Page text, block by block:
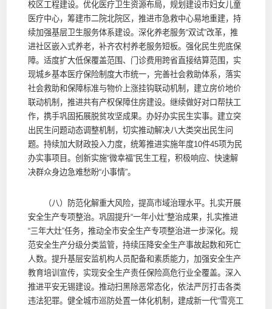
校区工程建设。优化医疗卫生资源布局，规划建设市妇女儿童
医疗中心，筹建市二院北院区，推进市急救中心易地重建，持
续加强基层卫生服务体系建设。深化养老服务“双试”改革，推
进社区嵌入式养老，补齐农村养老服务短板。强化民生兜底保
障。适度扩大低保覆盖范围、门诊费用跨省直接结算范围，实
现城乡基本医疗保险制度大市统一，完善社会救助体系，落实
社会救助和保障标准与物价上涨挂钩联动机制，建立房价地价
联动机制，推进共有产权保障住房建设。继续做好对口帮扶工
作，携手巩固拓展脱贫攻坚成果。办好办实民生实事。建立突
出民生问题动态调整机制，切实推动解决八大类突出民生问
题。持续加大财政投入力度，统筹推进实施年度10件45项为民
办实事项目。创新实施“微幸福”民生工程，积极响应、快速解
决群众身边急难愁盼“小事情”。
（八）防范化解重大风险，提高市域治理水平。扎实开展
安全生产专项整治。巩固提升“一年小灶”整治成果，扎实推进
“三年大灶”任务，推动全市安全生产专项整治进一步深化。规
范安全生产分级分类监管，持续压降安全生产事故起数和死亡
人数。提升基层安监机构人员配备和素质能力，加强安全生产
教育培训宣传，实现安全生产责任保险高危行业全覆盖。深入
推进平安无锡建设。推动扫黑除恶常态化，依法严厉打击各类
违法犯罪。健全城市巡防处置一体化机制，建成新一代“雪亮工